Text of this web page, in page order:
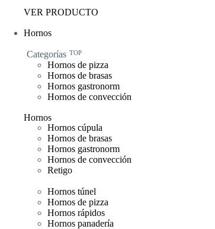
VER PRODUCTO
Hornos
Categorías TOP
Hornos de pizza
Hornos de brasas
Hornos gastronorm
Hornos de convección
Hornos
Hornos cúpula
Hornos de brasas
Hornos gastronorm
Hornos de convección
Retigo
Hornos túnel
Hornos de pizza
Hornos rápidos
Hornos panadería